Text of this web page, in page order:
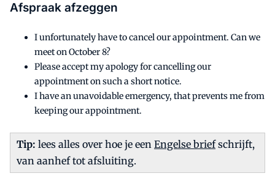
Afspraak afzeggen
I unfortunately have to cancel our appointment. Can we
meet on October 8?
Please accept my apology for cancelling our
appointment on such a short notice.
I have an unavoidable emergency, that prevents me from
keeping our appointment.
Tip: lees alles over hoe je een Engelse briefschrijft,
van aanhef tot afsluiting.